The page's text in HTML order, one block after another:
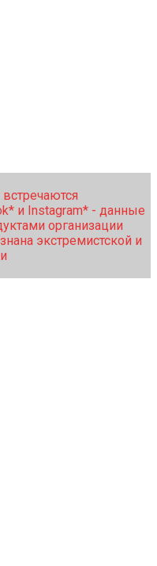
и Instagram* - данные
организации
экстремистской и